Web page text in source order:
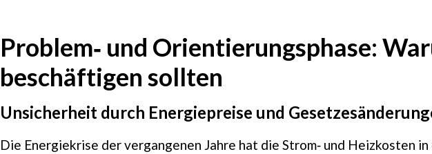
Problem‑ und Orientierungsphase:
beschäftigen sollten
Unsicherheit durch Energiepreise und
Die Energiekrise der vergangenen Jahre hat die Strom‑ und Heizkosten